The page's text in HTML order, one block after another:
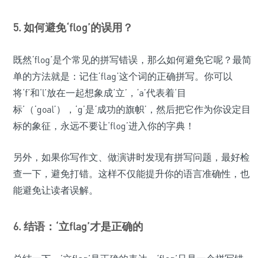
5. 如何避免‘flog’的误用？
既然‘flog’是个常见的拼写错误，那么如何避免它呢？最简
单的方法就是：记住‘flag’这个词的正确拼写。你可以
将‘f’和‘l’放在一起想象成‘立’，‘a’代表着‘目
标’（‘goal’），‘g’是‘成功的旗帜’，然后把它作为你设定目
标的象征，永远不要让‘flog’进入你的字典！
另外，如果你写作文、做演讲时发现有拼写问题，最好检
查一下，避免打错。这样不仅能提升你的语言准确性，也
能避免让读者误解。
6. 结语：‘立flag’才是正确的